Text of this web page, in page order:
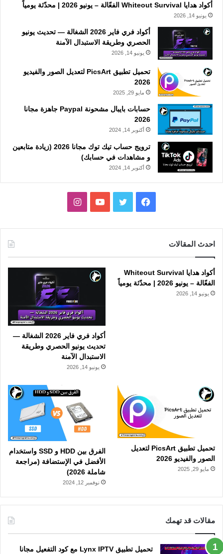
أكواد هدايا Whiteout Survival الفعّالة – يونيو 2026 | محدّثة يومياً
يونيو 14, 2026
أكواد فري فاير 2026 الشغالة — تحديث يونيو
الحصري وطريقة الاستبدال الآمنة
يونيو 14, 2026
تحميل تطبيق PicsArt لتعديل الصور والفيديو
2026
مايو 29, 2025
حسابات بايبال مشحونة Paypal جاهزة مجانا
2026
أكتوبر 14, 2024
ترويج حساب تيك توك مجانا 2026 (زيادة متابعين
و مشاهدات في حسابك)
أكتوبر 14, 2024
فيسبوك تويتر يوتيوبانستقرام
احدث المقالات
أكواد هدايا Whiteout Survival
الفعّالة – يونيو 2026 | محدّثة يومياً
يونيو 14, 2026
أكواد فري فاير 2026 الشغالة —
تحديث يونيو الحصري وطريقة
الاستبدال الآمنة
يونيو 14, 2026
تحميل تطبيق PicsArt لتعديل
الصور والفيديو 2026
مايو 29, 2025
الفرق بين HDD و SSD واستخدام
الأفضل في الإستضافة (مراجعة
شاملة 2026)
نوفمبر 12, 2024
مقالات قد تهمك
تحميل تطبيق Lynx IPTV مع كود التفعيل مجانا